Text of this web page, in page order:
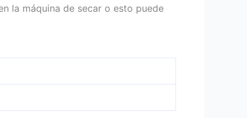
la máquina de secar o esto puede